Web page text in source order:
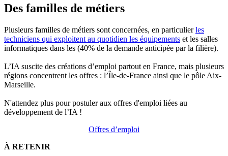
Des familles de métiers
Plusieurs familles de métiers sont concernées, en particulierles
techniciens qui exploitent au quotidien les équipements et les salles
informatiques dans les (40% de la demande anticipée par la filière).
L’IA suscite des créations d’emploi partout en France, mais plusieurs
régions concentrent les offres : l’Île-de-France ainsi que le pôle Aix-
Marseille.
N'attendez plus pour postuler aux offres d'emploi liées au
développement de l’IA !
Offres d’emploi
À RETENIR